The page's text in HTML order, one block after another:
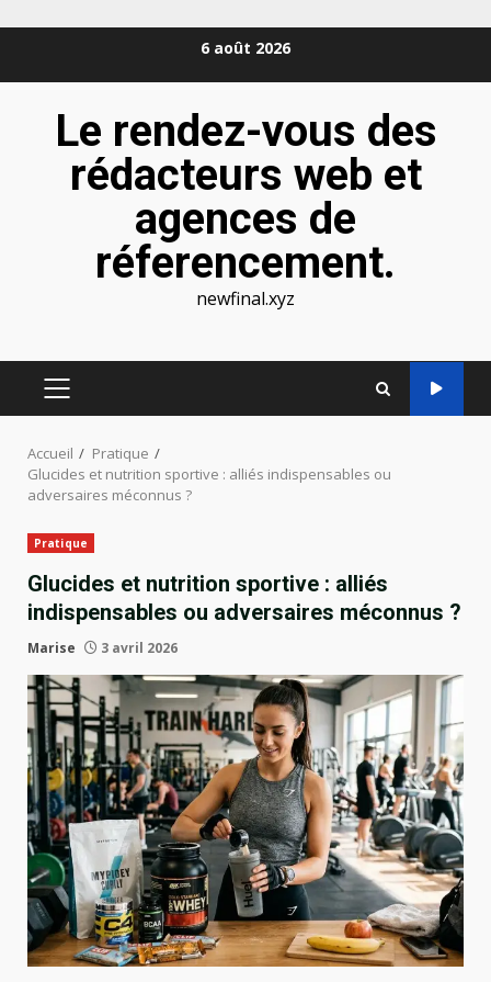
6 août 2026
Le rendez-vous des
rédacteurs web et
agences de
réferencement.
newfinal.xyz
MENU
Accueil
Pratique
Glucides et nutrition sportive : alliés indispensables ou
adversaires méconnus ?
Pratique
Glucides et nutrition sportive : alliés
indispensables ou adversaires méconnus ?
Marise 3 avril 2026